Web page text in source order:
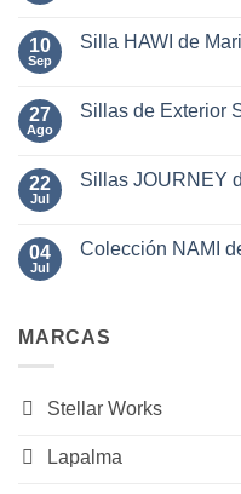
Salón
del
en
Outdoor
BALM
10
Sep
Silla HAWI de
en
Mario
Ferrarini
27
Ago
Sillas de Exterior
en
SAL
de
22
Jul
Sillas JOURNEY
en
Works
04
Jul
Colección NAMI
Colección
Outdoor
MARCAS
Stellar Works
Lapalma